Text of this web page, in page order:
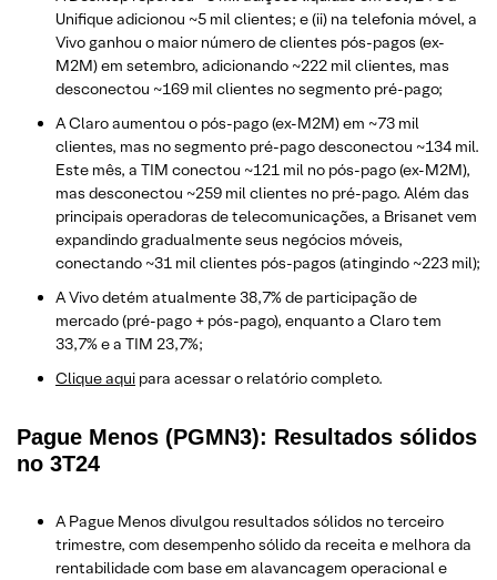
Unifique adicionou ~5 mil clientes; e (ii) na telefonia móvel, a
Vivo ganhou o maior número de clientes pós-pagos (ex-
M2M) em setembro, adicionando ~222 mil clientes, mas
desconectou ~169 mil clientes no segmento pré-pago;
A Claro aumentou o pós-pago (ex-M2M) em ~73 mil
clientes, mas no segmento pré-pago desconectou ~134 mil.
Este mês, a TIM conectou ~121 mil no pós-pago (ex-M2M),
mas desconectou ~259 mil clientes no pré-pago. Além das
principais operadoras de telecomunicações, a Brisanet vem
expandindo gradualmente seus negócios móveis,
conectando ~31 mil clientes pós-pagos (atingindo ~223 mil);
A Vivo detém atualmente 38,7% de participação de
mercado (pré-pago + pós-pago), enquanto a Claro tem
33,7% e a TIM 23,7%;
Clique aqui para acessar o relatório completo.
Pague Menos (PGMN3): Resultados sólidos
no 3T24
A Pague Menos divulgou resultados sólidos no terceiro
trimestre, com desempenho sólido da receita e melhora da
rentabilidade com base em alavancagem operacional e